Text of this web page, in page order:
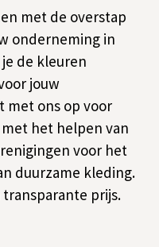
met de overstap
onderneming in
de kleuren
jouw
met ons op voor
het helpen van
voor het
duurzame kleding.
prijs.